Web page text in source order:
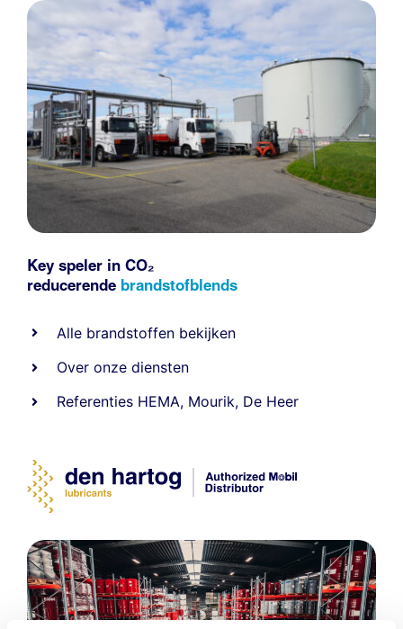
Key speler in CO₂
reducerende brandstofblends
Alle brandstoffen bekijken
Over onze diensten
Referenties HEMA, Mourik, De Heer